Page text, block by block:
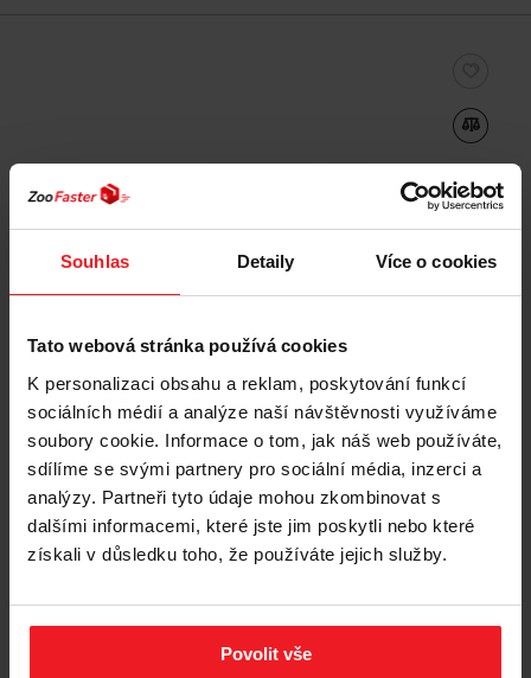
Souhlas Detaily Více o cookies
Tato webová stránka používá cookies
K personalizaci obsahu a reklam, poskytování funkcí
sociálních médií a analýze naší návštěvnosti využíváme
soubory cookie. Informace o tom, jak náš web používáte,
sdílíme se svými partnery pro sociální média, inzerci a
analýzy. Partneři tyto údaje mohou zkombinovat s
dalšími informacemi, které jste jim poskytli nebo které
získali v důsledku toho, že používáte jejich služby.
Povolit vše
FURminator pro koně
850 Kč